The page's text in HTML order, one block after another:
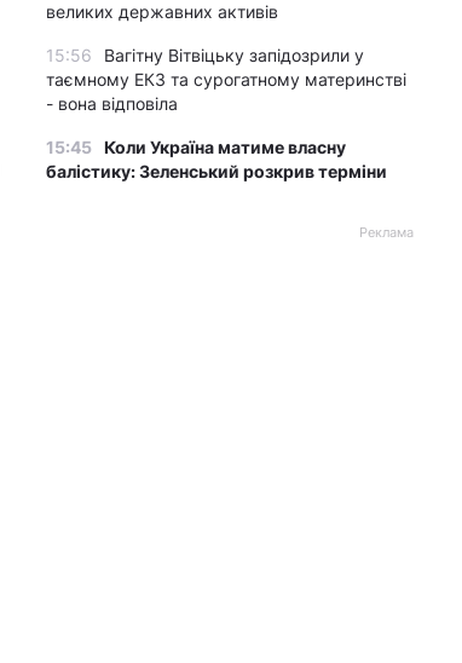
великих державних активів
15:56
Вагітну Вітвіцьку запідозрили у
таємному ЕКЗ та сурогатному материнстві
- вона відповіла
15:45 Коли Україна матиме власну
балістику: Зеленський розкрив терміни
Реклама